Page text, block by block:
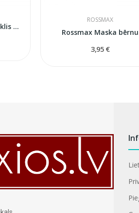
Roku dezinfekcijas līdzeklis 100ml
ROSSMAX
Rossmax Maska bērnu
3,95 €